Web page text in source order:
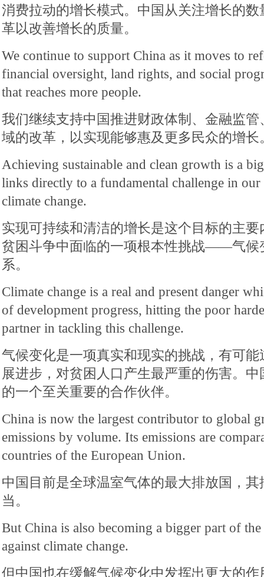
消费拉动的增长模式。中国从关注增长的
革以改善增长的质量。
We continue to support China as it moves to
financial oversight, land rights, and social
that reaches more people.
我们继续支持中国推进财政体制、金融监
域的改革，以实现能够惠及更多民众的增长
Achieving sustainable and clean growth is a
links directly to a fundamental challenge in
climate change.
实现可持续和清洁的增长是这个目标的主
贫困斗争中面临的一项根本性挑战——气
系。
Climate change is a real and present danger
of development progress, hitting the poor
partner in tackling this challenge.
气候变化是一项真实和现实的挑战，有可
展进步，对贫困人口产生最严重的伤害。
的一个至关重要的合作伙伴。
China is now the largest contributor to global
emissions by volume. Its emissions are
countries of the European Union.
中国目前是全球温室气体的最大排放国，
当。
But China is also becoming a bigger part of
against climate change.
但中国也在缓解气候变化中发挥出更大的作